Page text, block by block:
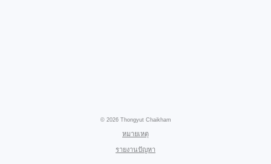
© 2026 Thongyut Chaikham
หมายเหตุ
รายงานปัญหา